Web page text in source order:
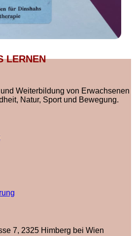
LERNEN
Weiterbildung von Erwachsenen
Natur, Sport und Bewegung.
7, 2325 Himberg bei Wien